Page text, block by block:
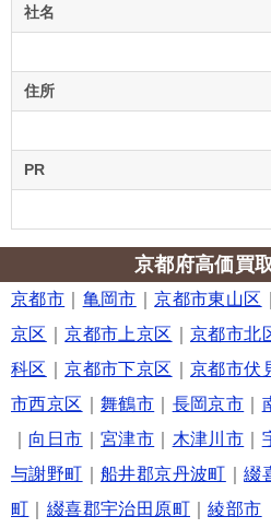
社名
住所
PR
京都府高価買
京都市 亀岡市 ｜京都市東山区
京区
｜京都市上京区 ｜京都市北
科区
｜京都市下京区 ｜京都市伏
市西京区
｜舞鶴市 長岡京市
向日市 ｜宮津市 木津川市
与謝野町
｜船井郡京丹波町 ｜綴
町
綴喜郡宇治田原町 ｜綾部市